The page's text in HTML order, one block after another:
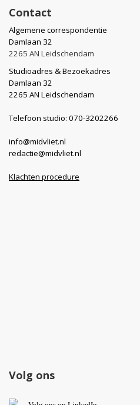
Contact
Algemene correspondentie
Damlaan 32
2265 AN Leidschendam
Studioadres & Bezoekadres
Damlaan 32
2265 AN Leidschendam
Telefoon studio: 070-3202266
info@midvliet.nl
redactie@midvliet.nl
Klachten procedure
Volg ons